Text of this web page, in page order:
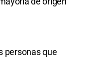
personas que